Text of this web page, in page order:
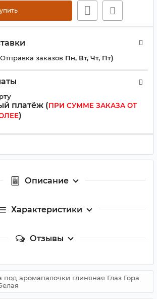
заказов Пн, Вт, Чт, Пт)
платёж (ПРИ СУММЕ ЗАКАЗА ОТ
)
Описание
Характеристики
Отзывы
под аромапалочки глиняная Глаз Гора